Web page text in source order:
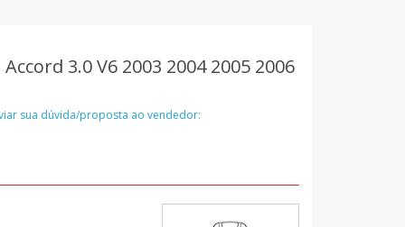
3.0 V6 2003 2004 2005 2006
sua dúvida/proposta ao vendedor: